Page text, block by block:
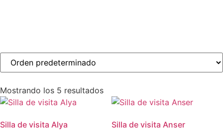
Mostrando los 5 resultados
Silla de visita Alya Silla de visita Anser